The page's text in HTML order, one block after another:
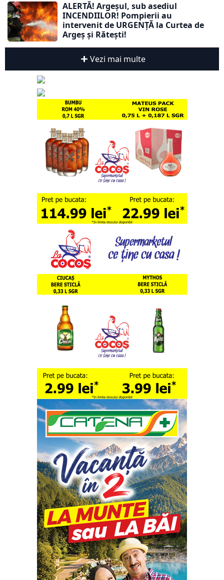
ALERTĂ! Argeșul, sub asediul
INCENDIILOR! Pompierii au
intervenit de URGENȚĂ la Curtea de
Argeș și Rătești!
Vezi mai multe